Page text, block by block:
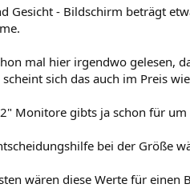
Gesicht - Bildschirm beträgt
mal hier irgendwo gelesen,
scheint sich das auch im Preis
Monitore gibts ja schon für
bei der Größe
wären diese Werte für einen